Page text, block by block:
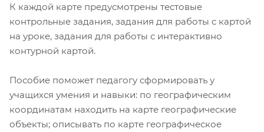
К каждой карте предусмотрены тестовые
контрольные задания, задания для работы с картой
на уроке, задания для работы с интерактивно
контурной картой.
Пособие поможет педагогу сформировать у
учащихся умения и навыки: по географическим
координатам находить на карте географические
объекты; описывать по карте географическое